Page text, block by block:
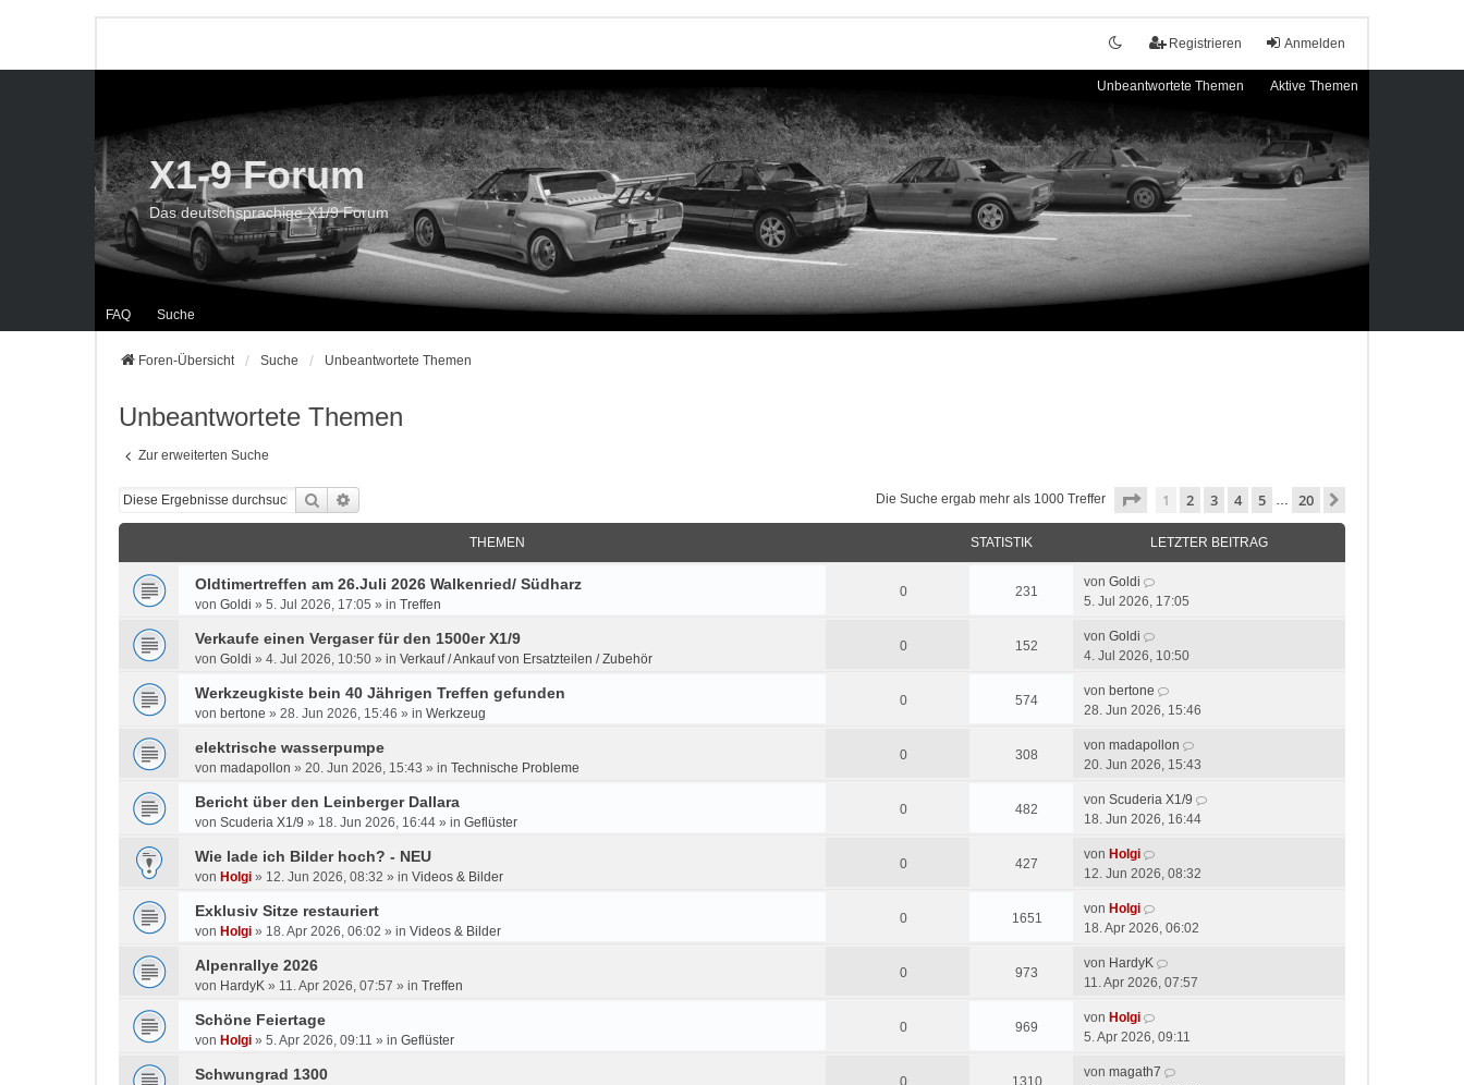
Anmelden
Registrieren
Unbeantwortete Themen Aktive Themen
FAQ Suche
X1-9 Forum
Das deutschsprachige X1/9 Forum
Foren-Übersicht Suche Unbeantwortete Themen
Unbeantwortete Themen
Zur erweiterten Suche
Suche Die Suche ergab mehr als 1000 Treffer Seite von20
1 2 3 4 5 … 20
THEMEN STATISTIK LETZTER BEITRAG
Oldtimertreffen am 26.Juli 2026 Walkenried/ Südharz
von Goldi » 5. Jul 2026, 17:05 » in Treffen
0 231
von Goldi
5. Jul 2026, 17:05
Verkaufe einen Vergaser für den 1500er X1/9
von Goldi » 4. Jul 2026, 10:50 » in Verkauf / Ankauf von Ersatzteilen / Zubehör
0 152
von Goldi
4. Jul 2026, 10:50
Werkzeugkiste bein 40 Jährigen Treffen gefunden
von bertone » 28. Jun 2026, 15:46 » in Werkzeug
0 574
von bertone
28. Jun 2026, 15:46
elektrische wasserpumpe
von madapollon » 20. Jun 2026, 15:43 » in Technische Probleme
0 308
von madapollon
20. Jun 2026, 15:43
Bericht über den Leinberger Dallara
von Scuderia X1/9 » 18. Jun 2026, 16:44 » in Geflüster
0 482
von Scuderia X1/9
18. Jun 2026, 16:44
Wie lade ich Bilder hoch? - NEU
von Holgi » 12. Jun 2026, 08:32 » in Videos & Bilder
0 427
von Holgi
12. Jun 2026, 08:32
Exklusiv Sitze restauriert
von Holgi » 18. Apr 2026, 06:02 » in Videos & Bilder
0 1651
von Holgi
18. Apr 2026, 06:02
Alpenrallye 2026
von HardyK » 11. Apr 2026, 07:57 » in Treffen
0 973
von HardyK
11. Apr 2026, 07:57
Schöne Feiertage
von Holgi » 5. Apr 2026, 09:11 » in Geflüster
0 969
von Holgi
5. Apr 2026, 09:11
Schwungrad 1300 0 1310
von magath7